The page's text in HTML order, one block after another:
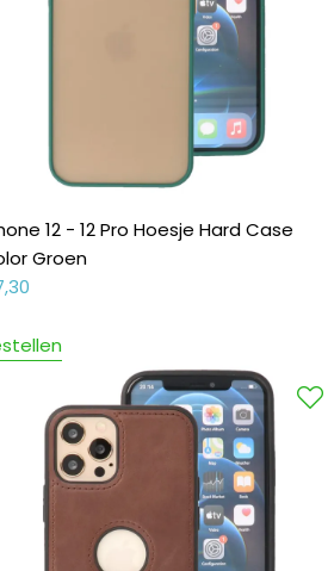
12 - 12 Pro Hoesje Hard Case
Groen